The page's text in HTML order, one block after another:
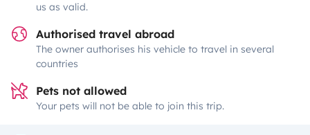
us as valid.
Authorised travel abroad
The owner authorises his vehicle to travel in several
countries
Pets not allowed
Your pets will not be able to join this trip.